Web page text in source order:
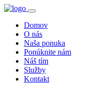
Domov
O nás
Naša ponuka
Ponúknite nám
Náš tím
Služby
Kontakt